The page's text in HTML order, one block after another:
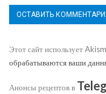
Этот сайт использует
обрабатываются ваши
Анонсы рецептов в